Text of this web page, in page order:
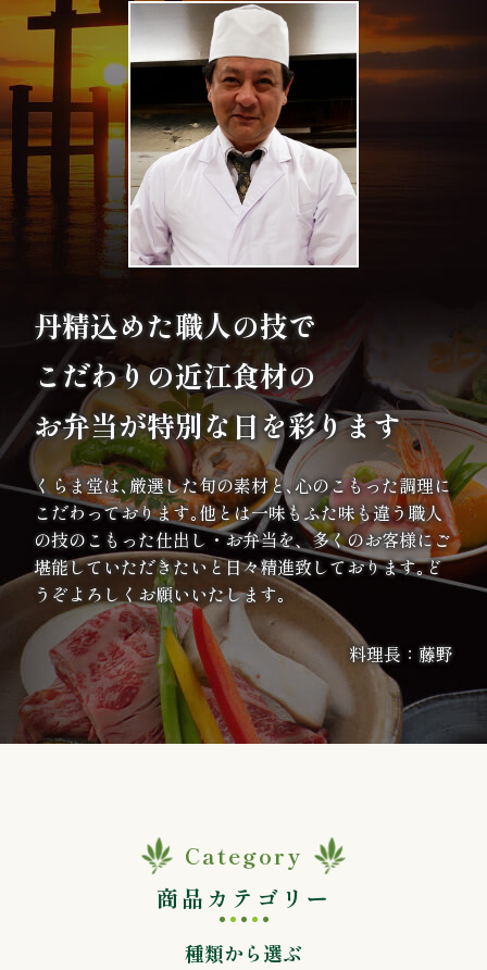
エ
リ
ア
お
座
利
用・
店
案
内
種
類
か
ら
丹精込めた職人の技で
こだわりの近江食材の
お弁当が特別な日を彩ります
くらま堂は､厳選した旬の素材と､心のこもった調理に
こだわっております｡他とは一味もふた味も違う職人
の技のこもった仕出し・お弁当を、多くのお客様にご
堪能していただきたいと日々精進致しております｡ど
うぞよろしくお願いいたします｡
料理長：藤野
Category
商品カテゴリー
種類から選ぶ